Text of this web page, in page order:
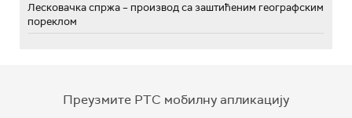
Лесковачка спржа – производ са заштићеним географским
пореклом
Преузмите РТС мобилну апликацију